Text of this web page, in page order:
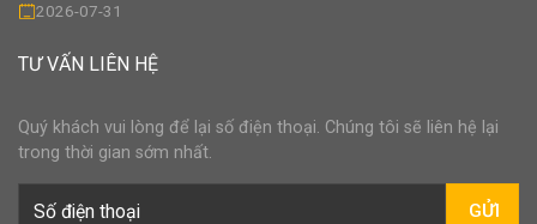
2026-07-31
TƯ VẤN LIÊN HỆ
Quý khách vui lòng để lại số điện thoại. Chúng tôi sẽ liên hệ lại
trong thời gian sớm nhất.
GỬI